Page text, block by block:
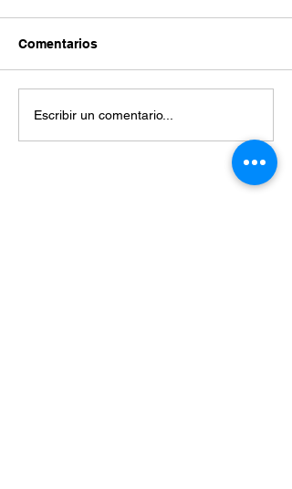
Comentarios
Escribir un comentario...